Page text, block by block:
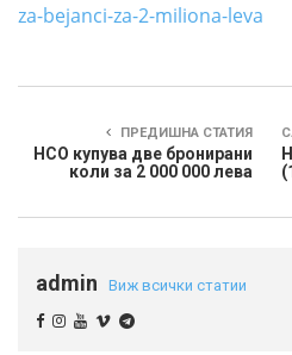
za-bejanci-za-2-miliona-leva
ПРЕДИШНА СТАТИЯ
НСО купува две бронирани
коли за 2 000 000 лева
admin Виж всички статии